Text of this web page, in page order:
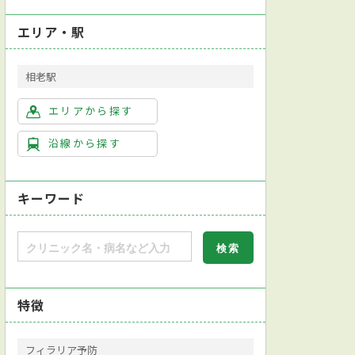
エリア・駅
相老駅
エリアから探す
沿線から探す
キーワード
特徴
フィラリア予防